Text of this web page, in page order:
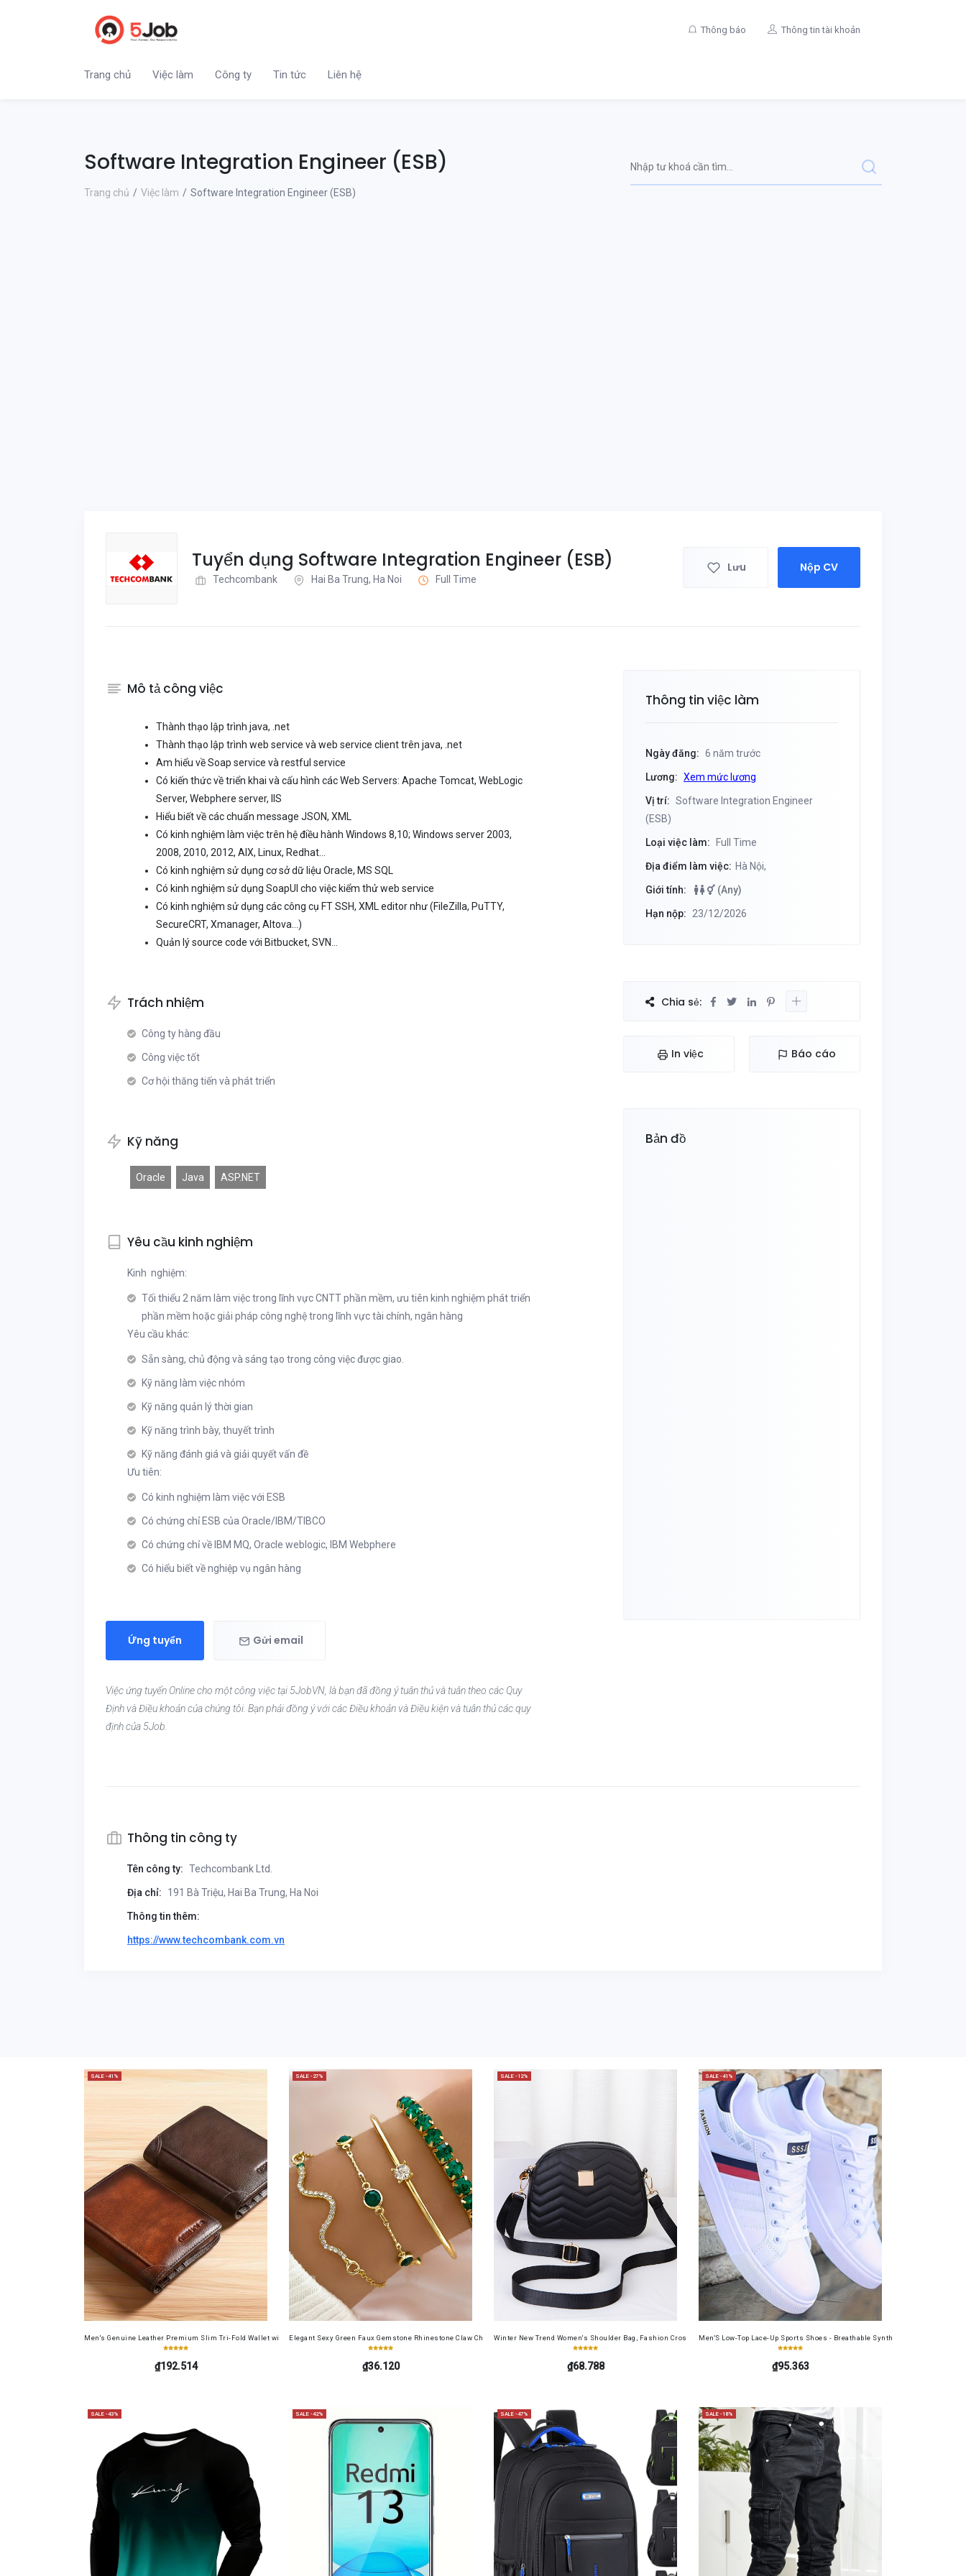
Thông báo Thông tin tài khoản
Trang chủ Việc làm Công ty Tin tức Liên hệ
Software Integration Engineer (ESB)
Trang chủ Việc làm Software Integration Engineer (ESB)
Tuyển dụng Software Integration Engineer (ESB)
Techcombank Hai Ba Trung, Ha Noi Full Time
Lưu Nộp CV
Mô tả công việc
Thành thạo lập trình java, .net
Thành thạo lập trình web service và web service client trên java, .net
Am hiểu về Soap service và restful service
Có kiến thức về triển khai và cấu hình các Web Servers: Apache Tomcat, WebLogic
Server, Webphere server, IIS
Hiểu biết về các chuẩn message JSON, XML
Có kinh nghiệm làm việc trên hệ điều hành Windows 8,10; Windows server 2003,
2008, 2010, 2012, AIX, Linux, Redhat…
Có kinh nghiệm sử dụng cơ sở dữ liệu Oracle, MS SQL
Có kinh nghiệm sử dụng SoapUI cho việc kiểm thử web service
Có kinh nghiệm sử dụng các công cụ FT SSH, XML editor như (FileZilla, PuTTY,
SecureCRT, Xmanager, Altova…)
Quản lý source code với Bitbucket, SVN…
Trách nhiệm
Công ty hàng đầu
Công việc tốt
Cơ hội thăng tiến và phát triển
Kỹ năng
Oracle Java ASP.NET
Yêu cầu kinh nghiệm
Kinh nghiệm:
Tối thiểu 2 năm làm việc trong lĩnh vực CNTT phần mềm, ưu tiên kinh nghiệm phát triển
phần mềm hoặc giải pháp công nghệ trong lĩnh vực tài chính, ngân hàng
Yêu cầu khác:
Sẵn sàng, chủ động và sáng tạo trong công việc được giao.
Kỹ năng làm việc nhóm
Kỹ năng quản lý thời gian
Kỹ năng trình bày, thuyết trình
Kỹ năng đánh giá và giải quyết vấn đề
Ưu tiên:
Có kinh nghiệm làm việc với ESB
Có chứng chỉ ESB của Oracle/IBM/TIBCO
Có chứng chỉ về IBM MQ, Oracle weblogic, IBM Webphere
Có hiểu biết về nghiệp vụ ngân hàng
Ứng tuyển Gửi email
Việc ứng tuyển Online cho một công việc tại 5JobVN, là bạn đã đồng ý tuân thủ và tuân theo các Quy
Định và Điều khoản của chúng tôi. Bạn phải đồng ý với các Điều khoản và Điều kiện và tuân thủ các quy
định của 5Job.
Thông tin việc làm
Ngày đăng: 6 năm trước
Lương: Xem mức lương
Vị trí: Software Integration Engineer
(ESB)
Loại việc làm: Full Time
Địa điểm làm việc: Hà Nội,
Giới tính: (Any)
Hạn nộp: 23/12/2026
Chia sẻ:
In việc Báo cáo
Bản đồ
Thông tin công ty
Tên công ty: Techcombank Ltd.
Địa chỉ: 191 Bà Triệu, Hai Ba Trung, Ha Noi
Thông tin thêm:
https://www.techcombank.com.vn
SALE -41%
Men's Genuine Leather Premium Slim Tri-Fold Wallet with Driver's License Card Holder, Top-Grain Cowhide, Large Capacity, RFID Blocking Credit Card Holder, Portable Cash Wallet for Work, Business, Commuting, Office, Anniversary, Couples
₫192.514
SALE -27%
Elegant Sexy Green Faux Gemstone Rhinestone Claw Chain Snake-Shaped Bracelet Open Bangle 4pcs Set
₫36.120
SALE -12%
Winter New Trend Women's Shoulder Bag, Fashion Crossbody Bag for Daily Use, Fits Phone and Cosmetics, Square Bag
₫68.788
SALE -41%
Men'S Low-Top Lace-Up Sports Shoes - Breathable Synthetic Material,
₫95.363
SALE -43% SALE -42% SALE -47% SALE -18%